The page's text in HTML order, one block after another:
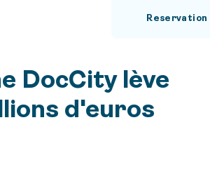
Reservation
DocCity lève
d'euros